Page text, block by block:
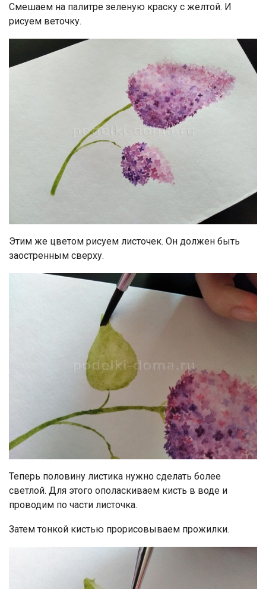
Смешаем на палитре зеленую краску с желтой. И
рисуем веточку.
Этим же цветом рисуем листочек. Он должен быть
заостренным сверху.
Теперь половину листика нужно сделать более
светлой. Для этого ополаскиваем кисть в воде и
проводим по части листочка.
Затем тонкой кистью прорисовываем прожилки.